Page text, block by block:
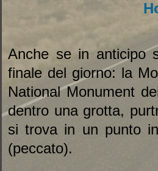
Anche se in anticipo
finale del giorno: la
National Monument
dentro una grotta,
si trova in un punto
(peccato).